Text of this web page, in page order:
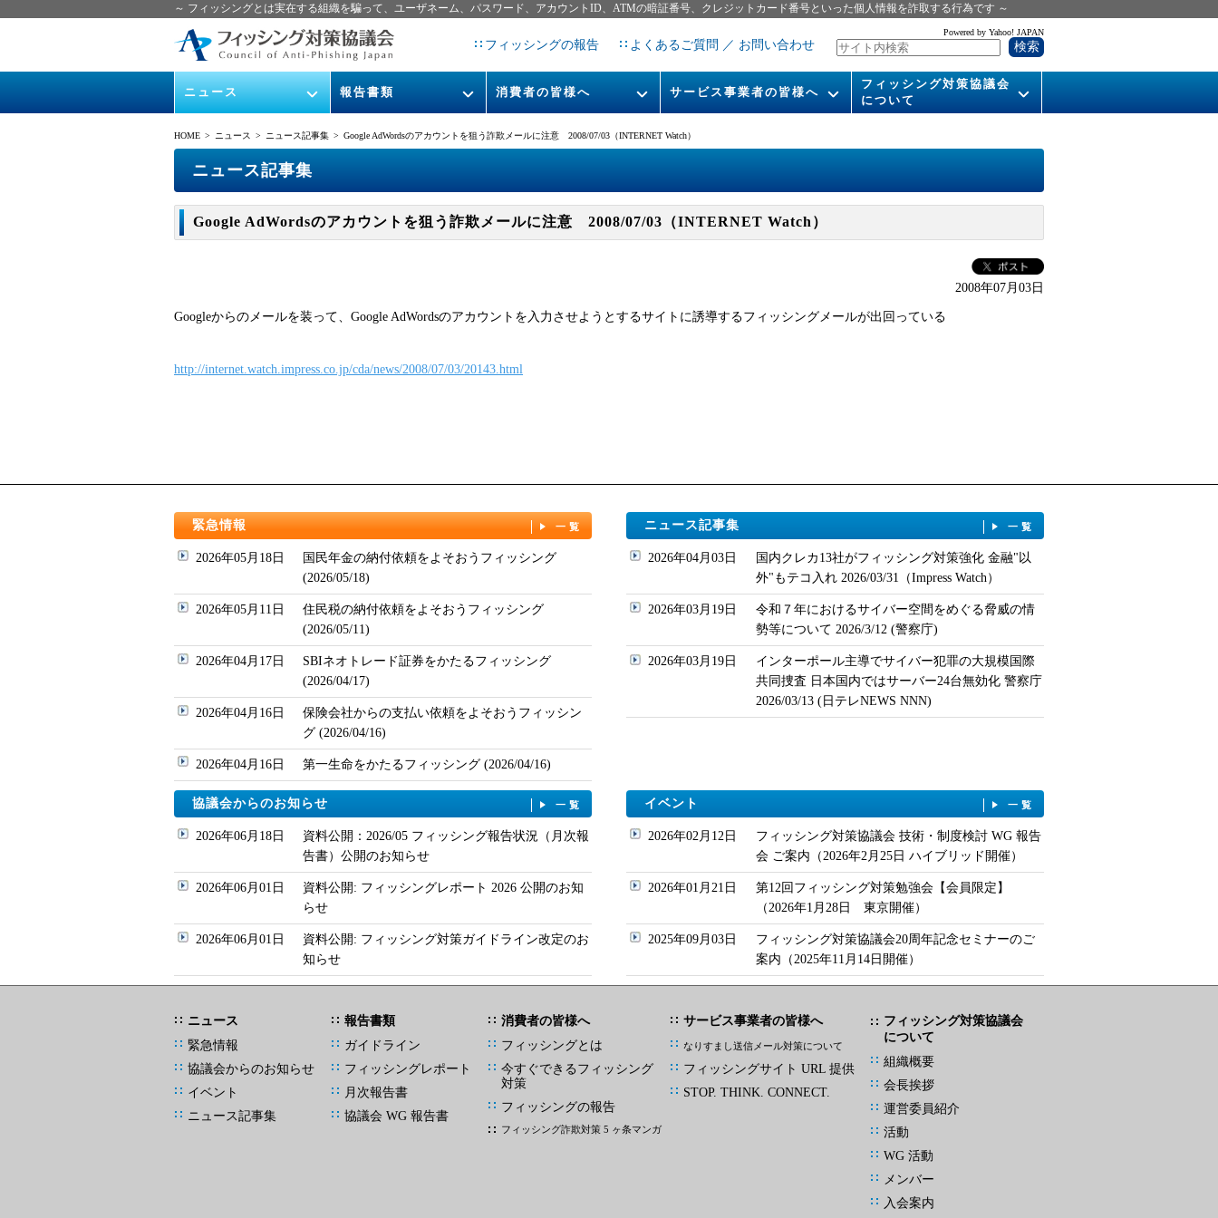
～ フィッシングとは実在する組織を騙って、ユーザネーム、パスワード、アカウントID、ATMの暗証番号、クレジットカード番号といった個人情報を詐取する行為です ～
フィッシングの報告 よくあるご質問 ／ お問い合わせ
Powered by Yahoo! JAPAN
ニュース
緊急情報
協議会からのお知らせ
ニュース記事集
報告書類
ガイドライン
協議会WG報告書
消費者の皆様へ
フィッシングとは
マンガでわかるフィッシング詐
サービス事業者の皆様へ
なりすまし送信メール対策について
フィッシング対策協議会
について
HOME > ニュース > ニュース記事集 > Google AdWordsのアカウントを狙う詐欺メールに注意 2008/07/03（INTERNET Watch）
ニュース記事集
Google AdWordsのアカウントを狙う詐欺メールに注意 2008/07/03（INTERNET Watch）
2008年07月03日
Googleからのメールを装って、Google AdWordsのアカウントを入力させようとするサイトに誘導するフィッシングメールが出回っている
http://internet.watch.impress.co.jp/cda/news/2008/07/03/20143.html
緊急情報 一覧
2026年05月18日
国民年金の納付依頼をよそおうフィッシング
(2026/05/18)
2026年05月11日
住民税の納付依頼をよそおうフィッシング
(2026/05/11)
2026年04月17日
SBIネオトレード証券をかたるフィッシング
(2026/04/17)
2026年04月16日
保険会社からの支払い依頼をよそおうフィッシン
グ (2026/04/16)
2026年04月16日 第一生命をかたるフィッシング (2026/04/16)
ニュース記事集 一覧
2026年04月03日
国内クレカ13社がフィッシング対策強化 金融"以
外"もテコ入れ 2026/03/31（Impress Watch）
2026年03月19日
令和７年におけるサイバー空間をめぐる脅威の情
勢等について 2026/3/12 (警察庁)
2026年03月19日
インターポール主導でサイバー犯罪の大規模国際
共同捜査 日本国内ではサーバー24台無効化 警察庁
2026/03/13 (日テレNEWS NNN)
協議会からのお知らせ 一覧
2026年06月18日
資料公開：2026/05 フィッシング報告状況（月次報
告書）公開のお知らせ
2026年06月01日
資料公開: フィッシングレポート 2026 公開のお知
らせ
2026年06月01日
資料公開: フィッシング対策ガイドライン改定のお
知らせ
イベント 一覧
2026年02月12日
フィッシング対策協議会 技術・制度検討 WG 報告
会 ご案内（2026年2月25日 ハイブリッド開催）
2026年01月21日
第12回フィッシング対策勉強会【会員限定】
（2026年1月28日 東京開催）
2025年09月03日
フィッシング対策協議会20周年記念セミナーのご
案内（2025年11月14日開催）
ニュース
緊急情報
協議会からのお知らせ
イベント
ニュース記事集
報告書類
ガイドライン
フィッシングレポート
月次報告書
協議会 WG 報告書
消費者の皆様へ
フィッシングとは
今すぐできるフィッシング
対策
フィッシングの報告
フィッシング詐欺対策 5 ヶ条マンガ
サービス事業者の皆様へ
なりすまし送信メール対策について
フィッシングサイト URL 提供
STOP. THINK. CONNECT.
フィッシング対策協議会
について
組織概要
会長挨拶
運営委員紹介
活動
WG 活動
メンバー
入会案内